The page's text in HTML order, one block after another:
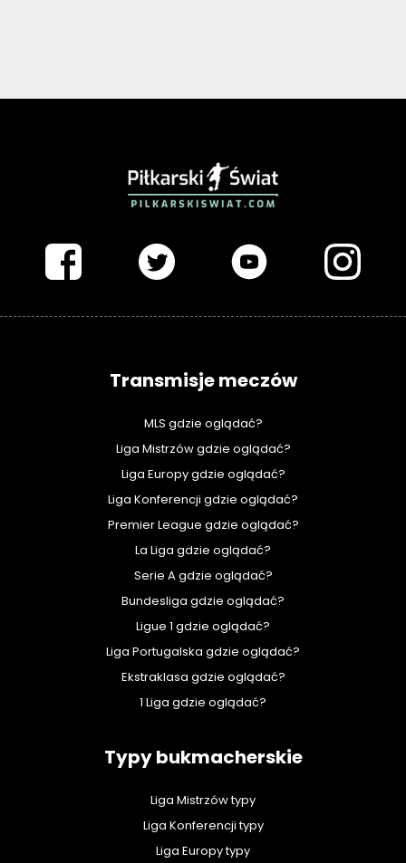
Transmisje meczów
MLS gdzie oglądać?
Liga Mistrzów gdzie oglądać?
Liga Europy gdzie oglądać?
Liga Konferencji gdzie oglądać?
Premier League gdzie oglądać?
La Liga gdzie oglądać?
Serie A gdzie oglądać?
Bundesliga gdzie oglądać?
Ligue 1 gdzie oglądać?
Liga Portugalska gdzie oglądać?
Ekstraklasa gdzie oglądać?
1 Liga gdzie oglądać?
Typy bukmacherskie
Liga Mistrzów typy
Liga Konferencji typy
Liga Europy typy